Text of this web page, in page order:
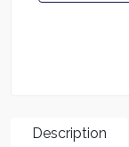
Description